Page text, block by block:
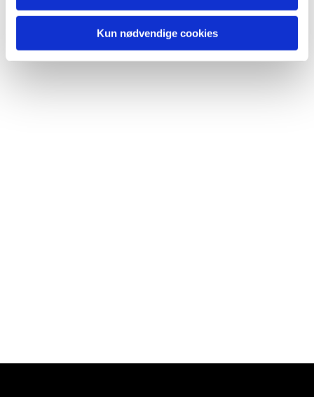
Kun nødvendige cookies